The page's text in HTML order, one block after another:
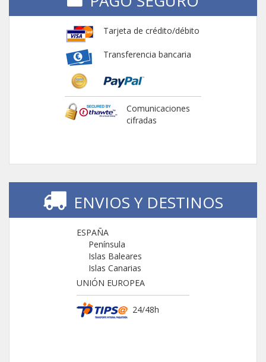
Tarjeta de crédito/débito
Transferencia bancaria
Comunicaciones
cifradas
ENVIOS Y DESTINOS
ESPAÑA
Península
Islas Baleares
Islas Canarias
UNIÓN EUROPEA
24/48h